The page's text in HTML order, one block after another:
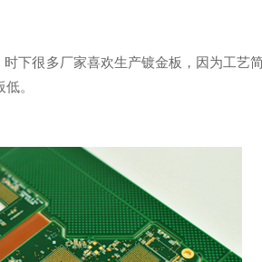
很多厂家喜欢生产镀金板，因为工艺
。